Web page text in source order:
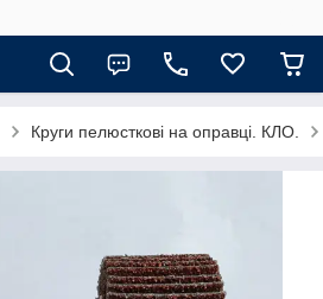
Круги пелюсткові на оправці. КЛО.